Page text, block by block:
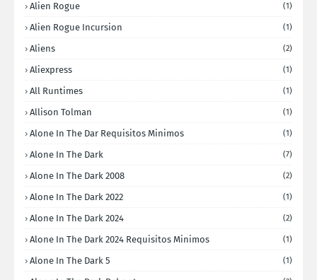
Alien Rogue (1)
Alien Rogue Incursion (1)
Aliens (2)
Aliexpress (1)
All Runtimes (1)
Allison Tolman (1)
Alone In The Dar Requisitos Minimos (1)
Alone In The Dark (7)
Alone In The Dark 2008 (2)
Alone In The Dark 2022 (1)
Alone In The Dark 2024 (2)
Alone In The Dark 2024 Requisitos Minimos (1)
Alone In The Dark 5 (1)